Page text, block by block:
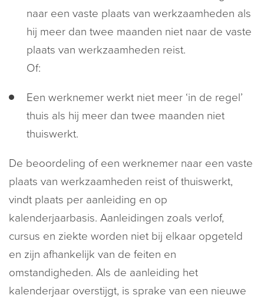
naar een vaste plaats van werkzaamheden als
hij meer dan twee maanden niet naar de vaste
plaats van werkzaamheden reist.
Of:
Een werknemer werkt niet meer ‘in de regel’
thuis als hij meer dan twee maanden niet
thuiswerkt.
De beoordeling of een werknemer naar een vaste
plaats van werkzaamheden reist of thuiswerkt,
vindt plaats per aanleiding en op
kalenderjaarbasis. Aanleidingen zoals verlof,
cursus en ziekte worden niet bij elkaar opgeteld
en zijn afhankelijk van de feiten en
omstandigheden. Als de aanleiding het
kalenderjaar overstijgt, is sprake van een nieuwe